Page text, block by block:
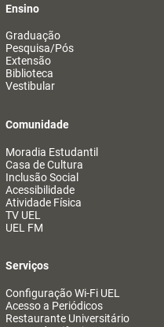
Ensino
Graduação
Pesquisa/Pós
Extensão
Biblioteca
Vestibular
Comunidade
Moradia Estudantil
Casa de Cultura
Inclusão Social
Acessibilidade
Atividade Física
TV UEL
UEL FM
Serviços
Configuração Wi-Fi UEL
Acesso a Periódicos
Restaurante Universitário